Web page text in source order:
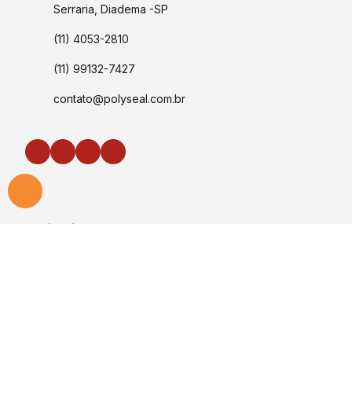
Serraria, Diadema -SP
(11) 4053-2810
(11) 99132-7427
contato@polyseal.com.br
Institucional